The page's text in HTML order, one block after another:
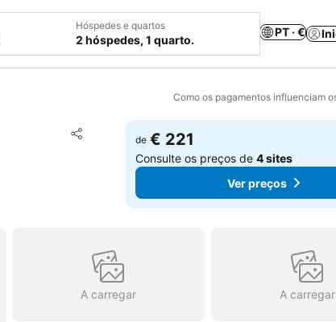
Hóspedes e quartos
2 hóspedes, 1 quarto.
PT · €
Como os pagamentos influenciam
Partilhar
Adicionar aos favoritos
de € 221
Consulte os preços de4 sites
Ver preços
A carregar A carregar